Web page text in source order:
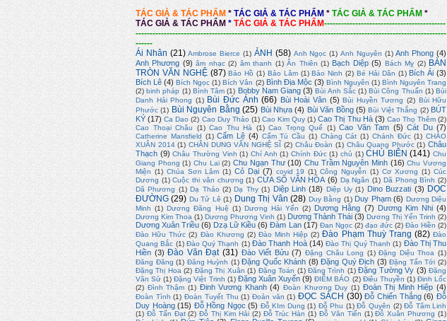
TÁC GIẢ & TÁC PHẨM * TÁC GIẢ & TÁC PHẨM * TÁC GIẢ & TÁC PHẨM *
TÁC GIẢ & TÁC PHẨM * TÁC GIẢ & TÁC PHẨM-------------------------------------------
--------------------------------------------------------------------------------------------------------------
------
Ái Nhân (21) Ambrose Bierce (1) ẢNH (58) Anh Ngọc (1) Anh Nguyên (1) Anh Phong (4)
Anh Phương (9) âm nhạc (2) âm thanh (1) Ân Thiên (1) Bạch Diệp (5) Bách Mỵ (2) BÀN
TRÒN VĂN NGHỆ (87) Bảo Hồ (1) Bảo Lâm (1) Bảo Ninh (2) Bé Hải Dân (1) Bích Ái (3)
Bích Lê (4) Bích Ngọc (1) Bích Vân (2) Bình Địa Mộc (3) Bình Nguyên (1) Bình Nguyên Trang
(2) binh pháp (1) Bình Tâm (1) Bobby Nam Giang (3) Bùi Anh Sắc (1) Bùi Công Thuấn (1) Bùi
Danh Hải Phong (1) Bùi Đức Ánh (66) Bùi Hoài Vân (5) Bùi Huyền Tương (2) Bùi Hữu
Phước (1) Bùi Nguyên Bằng (25) Bùi Nhựa (4) Bùi Văn Bồng (5) Bùi Việt Thắng (2) BÚT
KÝ (17) Ca Dao (2) Cao Duy Thảo (1) Cao Kim Quy (1) Cao Thị Thu Hà (3) Cao Thọ Thêm (2)
Cao Thoại Châu
(1) Cao Thu Hà (1) Cao Trọng Quế (1) Cao Văn Tam (5) Cát Du (7)
Catherine Mansfield (1) Cẩm Lệ (4) Cẩm Tú Cầu (1) Chàng Cát (1) Chánh Đức (1) CHÀO
XUÂN 2014 (1) CHÂN DUNG VĂN NGHỆ SĨ (2) Châu Đoàn (1) Châu Quang Phước (1) Châu
Thạch (9) Châu Thường Vinh (1) Chí Anh (1) Chính Đức (1) chủ (1) CHỦ BIÊN (141) Chu
Giang Phong (1) Chu Lai (2) Chu Ngạn Thư (10) Chu Trầm Nguyên Minh (16) Chu Vương
Miện (1) Chúa Sơn Lâm (1) Cỏ Dại (7) covid 19 (1) Công Nguyễn (1) Cơ Xương (1) Cúc
Dương (1) Cuộc thi văn chương (1) CỬA SỔ VĂN HÓA (6) Dạ Ngân (1) Dã Phong Bình (2)
Dã Phương (1) Dạ Thảo (2) Dạ Thy (1) Diệp Linh (18) Diệp Uy (1) Dino Buzzati (3) DỌC
ĐƯỜNG (29) Du Tử Lê (1) Dung Thị Vân (28) Duy Bằng (1) Duy Phạm (6) Dương Diệu
Minh (1) Dương Đăng Huệ (1) Dương Hải Yến (2) Dương Hằng (7) Dương Kim Nhi (4)
Dương Kim Thoa (1) Dương Phương Vinh (1) Dương Thành Thái (3) Dương Thị Yến Trinh (2)
Dương Xuân Triều (6) Dzạ Lữ Kiều (6) Đàm Lan (17) Đan Ngọc (2) đạo đức (2) Đào Hiền (2)
Đào Hữu Thức (2) Đào Khương (2) Đào Minh Hiệp (2) Đào Phạm Thuỳ Trang (82) Đào
Quang Bắc (1) Đào Quý Thạnh (1) Đào Thanh Hoà (14) Đào Thị Quý Thanh (1) Đào Thị Thu
Hiền (3) Đào Văn Đạt (31) Đào Viết Bửu (7) Đặng Châu Long (1) Đặng Diệu Thoa (1)
Đăng Đăng (1) Đăng Huỳnh (1) Đặng Quốc Khánh (8) Đặng Quý Địch (3) Đặng Tấn Tới (2)
Đặng Thị Hoa (2) Đặng Thị Xuân (1) Đặng Toán (1) Đăng Trình (1) Đặng Tường Vy (3) Đặng
Văn Sử (1) Đặng Việt Trinh (1) Đặng Xuân Xuyến (9) ĐIỂM BÁO (2) Điêu Thuyền (1) Đinh Lốc
(2) Đình Thậm (1) Đinh Vương Khanh (4) Đoàn Khương Duy (1) Đoàn Thị Minh Hiệp (4)
Đoàn Tình (1) Đoàn Tuyết Thu (1) Đoản văn (1) ĐỌC SÁCH (30) Đỗ Chiến Thắng (6) Đỗ
Duy Hoàng (15) Đỗ Hồng Ngọc (5) Đỗ KIm Dung (1) Đỗ Phu (1) Đỗ Quyên (2) Đỗ Tâm Linh
(1) Đỗ Tấn Đạt (2) Đỗ Thị Kim Hải (2) Đỗ Trúc Hàn (1) Đỗ Văn Tiến (1) Đỗ Xuân Phương (1)